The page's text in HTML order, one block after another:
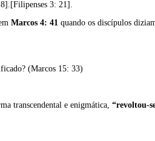
3: 21].
Marcos 4: 41 quando os discípulos
(Marcos 15: 33)
transcendental e enigmática, “revoltou-